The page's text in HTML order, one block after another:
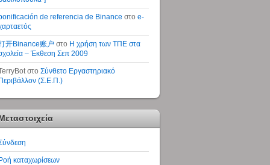
de referencia de Binance στο e-
开Binance账户 στο Η χρήση των ΤΠΕ στα
– Έκθεση Σεπ 2009
στο Σύνθετο Εργαστηριακό
(Σ.Ε.Π.)
καταχωρίσεων